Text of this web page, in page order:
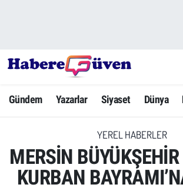
Gündem Yazarlar Siyaset Dünya
YEREL HABERLER
MERSİN
KURBAN
Yazarlar
Dünya
Ekonomi
Hava Durumu
Trafik Durumu
Süper Lig Puan Durumu ve Fikstür
Tüm Manşetler